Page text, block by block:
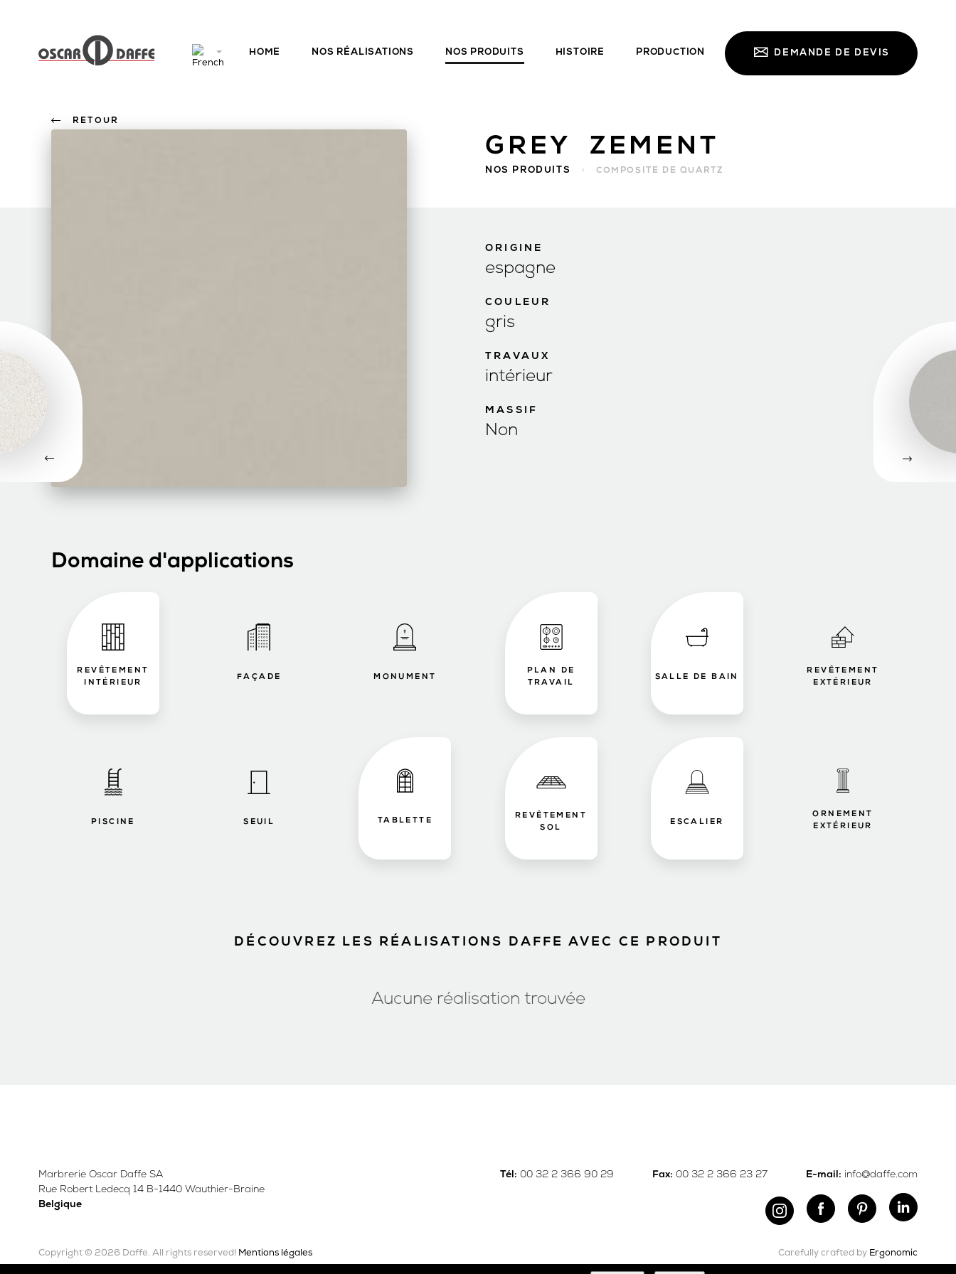
HOME NOS RÉALISATIONS NOS PRODUITS HISTOIRE PRODUCTION DEMANDE DE DEVIS
GREY ZEMENT
NOS PRODUITS > COMPOSITE DE QUARTZ
RETOUR
ORIGINE
espagne
COULEUR
gris
TRAVAUX
intérieur
MASSIF
Non
Domaine d'applications
REVÊTEMENT
INTÉRIEUR
FAÇADE MONUMENT
PLAN DE
TRAVAIL
SALLE DE BAIN
REVÊTEMENT
EXTÉRIEUR
PISCINE SEUIL TABLETTE
REVÊTEMENT
SOL
ESCALIER
ORNEMENT
EXTÉRIEUR
DÉCOUVREZ LES RÉALISATIONS DAFFE AVEC CE PRODUIT
Aucune réalisation trouvée
Marbrerie Oscar Daffe SA
Rue Robert Ledecq 14 B-1440 Wauthier-Braine
Belgique
Tél: 00 32 2 366 90 29 Fax: 00 32 2 366 23 27 E-mail: info@daffe.com
Copyright © 2026 Daffe. All rights reserved! Mentions légales Carefully crafted by Ergonomic